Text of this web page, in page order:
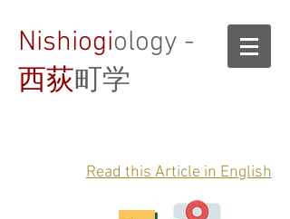
Nishiogiology -
西荻町学
Read this Article in English